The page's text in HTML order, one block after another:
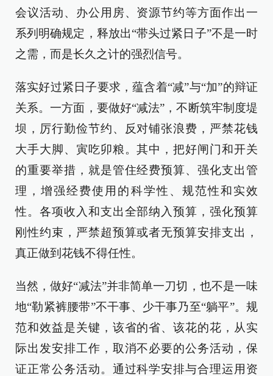
会议活动、办公用房、资源节约等方面作出一
系列明确规定，释放出“带头过紧日子”不是一时
之需，而是长久之计的强烈信号。
落实好过紧日子要求，蕴含着“减”与“加”的辩证
关系。一方面，要做好“减法”，不断筑牢制度堤
坝，厉行勤俭节约、反对铺张浪费，严禁花钱
大手大脚、寅吃卯粮。其中，把好闸门和开关
的重要举措，就是管住经费预算、强化支出管
理，增强经费使用的科学性、规范性和实效
性。各项收入和支出全部纳入预算，强化预算
刚性约束，严禁超预算或者无预算安排支出，
真正做到花钱不得任性。
当然，做好“减法”并非简单一刀切，也不是一味
地“勒紧裤腰带”不干事、少干事乃至“躺平”。规
范和效益是关键，该省的省、该花的花，从实
际出发安排工作，取消不必要的公务活动，保
证正常公务活动。通过科学安排与合理运用资